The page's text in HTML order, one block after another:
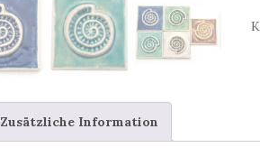
Zusätzliche Information